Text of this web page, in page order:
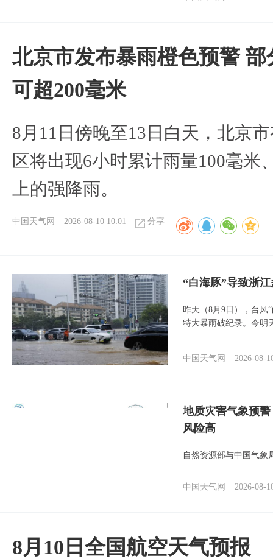
北京市发布暴雨橙色预警
可超200毫米
8月11日傍晚至13日白天，北京
区将出现6小时累计雨量100毫米
上的强降雨。
中国天气网 2026-08-10 10:01 分享
“白海豚”导致浙
昨天（8月9日），台风
特大暴雨破纪录。今明
中国天气网 2026-08-
地质灾害气象预
风险高
自然资源部与中国气象
中国天气网 2026-08-
8月10日全国航空天气预报